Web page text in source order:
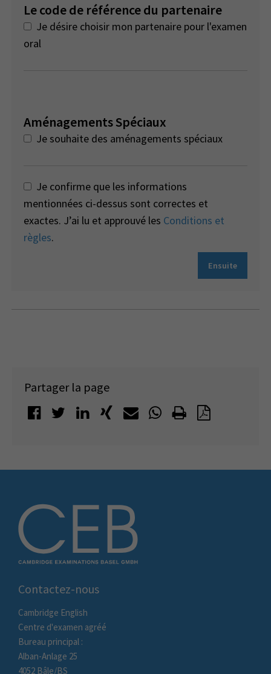
Le code de référence du partenaire
Je désire choisir mon partenaire pour l'examen
oral
Aménagements Spéciaux
Je souhaite des aménagements spéciaux
Je confirme que les informations
mentionnées ci-dessus sont correctes et
exactes. J’ai lu et approuvé les Conditions et
règles.
Ensuite
Partager la page
Contactez-nous
Cambridge English
Centre d'examen agréé
Bureau principal :
Alban-Anlage 25
4052 Bâle/BS